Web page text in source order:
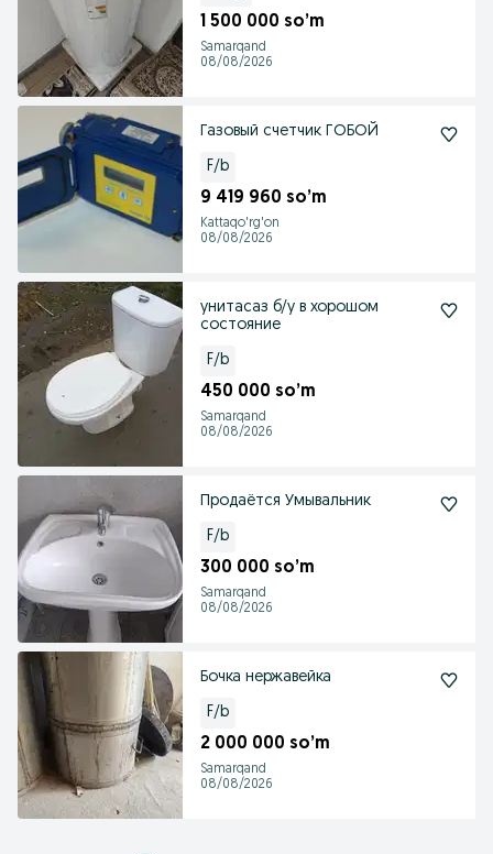
1 500 000 so’m
Samarqand
08/08/2026
Газовый счетчик ГОБОЙ
F/b
9 419 960 so’m
Kattaqo'rg'on
08/08/2026
унитасаз б/у в хорошом
состояние
F/b
450 000 so’m
Samarqand
08/08/2026
Продаётся Умывальник
F/b
300 000 so’m
Samarqand
08/08/2026
Бочка нержавейка
F/b
2 000 000 so’m
Samarqand
08/08/2026